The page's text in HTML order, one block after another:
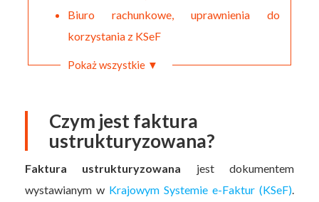
Biuro rachunkowe, uprawnienia do
korzystania z KSeF
Pokaż wszystkie ▼
Czym jest faktura
ustrukturyzowana?
Faktura ustrukturyzowana jest dokumentem
wystawianym w Krajowym Systemie e-Faktur (KSeF).